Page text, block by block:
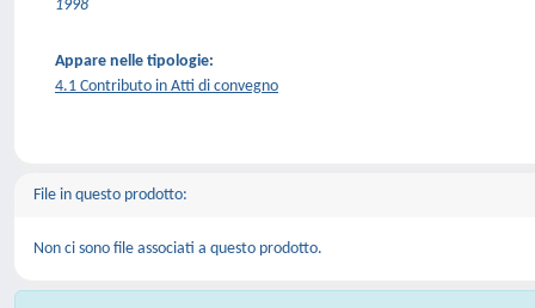
1998
Appare nelle tipologie:
4.1 Contributo in Atti di convegno
File in questo prodotto:
Non ci sono file associati a questo prodotto.